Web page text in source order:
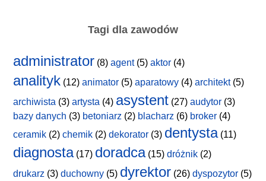
Tagi dla zawodów
administrator (8) agent(5) aktor (4)
analityk (12) animator (5) aparatowy (4) architekt(5)
archiwista (3) artysta (4) asystent (27) audytor (3)
bazy danych (3) betoniarz (2) blacharz (6) broker (4)
ceramik (2) chemik (2) dekorator (3) dentysta(11)
diagnosta(17) doradca(15) dróżnik (2)
drukarz (3) duchowny (5) dyrektor (26) dyspozytor (5)